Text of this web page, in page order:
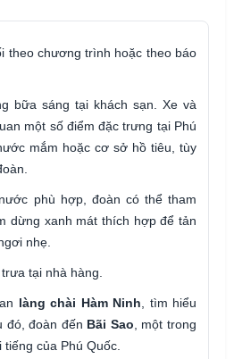
theo chương trình hoặc theo báo
bữa sáng tại khách sạn. Xe và
một số điểm đặc trưng tại Phú
mắm hoặc cơ sở hồ tiêu, tùy
phù hợp, đoàn có thể tham
dừng xanh mát thích hợp để tản
nhẹ.
tại nhà hàng.
làng chài Hàm Ninh , tìm hiểu
đó, đoàn đến Bãi Sao , một trong
của Phú Quốc.